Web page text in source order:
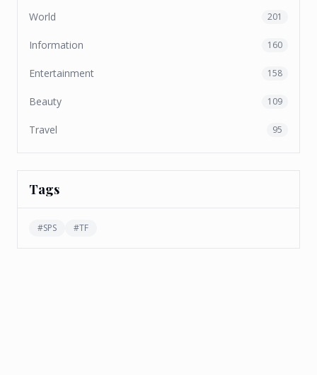
World 201
Information 160
Entertainment 158
Beauty 109
Travel 95
Tags
#SPS #TF